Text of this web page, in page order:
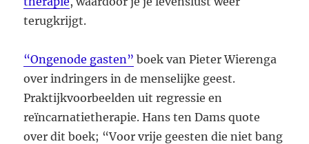
terugkrijgt.
“Ongenode gasten” boek van Pieter Wierenga
over indringers in de menselijke geest.
Praktijkvoorbeelden uit regressie en
reïncarnatietherapie. Hans ten Dams quote
over dit boek; “Voor vrije geesten die niet bang